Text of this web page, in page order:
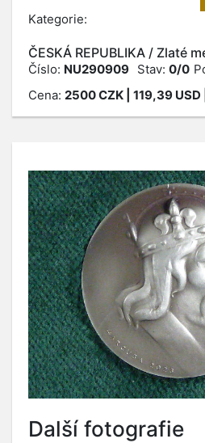
Kategorie:
ČESKÁ REPUBLIKA / Zlaté
Číslo: NU290909 Stav: 0/0
Cena: 2500CZK | 119,39
Další fotografie